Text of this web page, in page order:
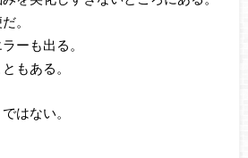
。
ーも出る。
もある。
はない。